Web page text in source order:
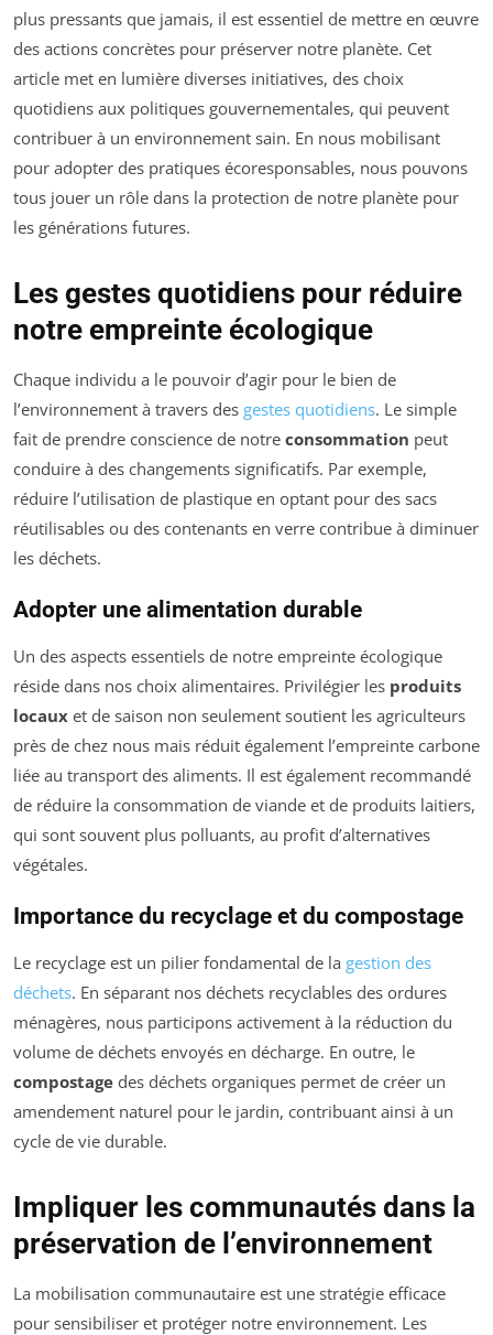
plus pressants que jamais, il est essentiel de mettre en œuvre
des actions concrètes pour préserver notre planète. Cet
article met en lumière diverses initiatives, des choix
quotidiens aux politiques gouvernementales, qui peuvent
contribuer à un environnement sain. En nous mobilisant
pour adopter des pratiques écoresponsables, nous pouvons
tous jouer un rôle dans la protection de notre planète pour
les générations futures.
Les gestes quotidiens pour réduire
notre empreinte écologique
Chaque individu a le pouvoir d’agir pour le bien de
l’environnement à travers des gestes quotidiens. Le simple
fait de prendre conscience de notre consommation peut
conduire à des changements significatifs. Par exemple,
réduire l’utilisation de plastique en optant pour des sacs
réutilisables ou des contenants en verre contribue à diminuer
les déchets.
Adopter une alimentation durable
Un des aspects essentiels de notre empreinte écologique
réside dans nos choix alimentaires. Privilégier les produits
locaux et de saison non seulement soutient les agriculteurs
près de chez nous mais réduit également l’empreinte carbone
liée au transport des aliments. Il est également recommandé
de réduire la consommation de viande et de produits laitiers,
qui sont souvent plus polluants, au profit d’alternatives
végétales.
Importance du recyclage et du compostage
Le recyclage est un pilier fondamental de la gestion des
déchets. En séparant nos déchets recyclables des ordures
ménagères, nous participons activement à la réduction du
volume de déchets envoyés en décharge. En outre, le
compostage des déchets organiques permet de créer un
amendement naturel pour le jardin, contribuant ainsi à un
cycle de vie durable.
Impliquer les communautés dans la
préservation de l’environnement
La mobilisation communautaire est une stratégie efficace
pour sensibiliser et protéger notre environnement. Les